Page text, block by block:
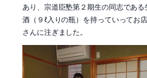
あり、宗道臣塾第２期生の同志であ
酒（９ℓ入りの瓶）を持っていってお
さんに注ぎました。